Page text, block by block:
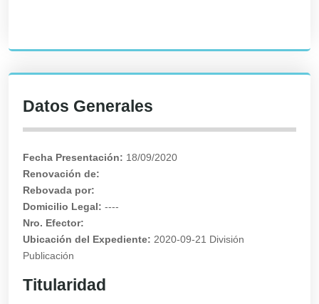
Datos Generales
Fecha Presentación: 18/09/2020
Renovación de:
Rebovada por:
Domicilio Legal: ----
Nro. Efector:
Ubicación del Expediente: 2020-09-21 División
Publicación
Titularidad